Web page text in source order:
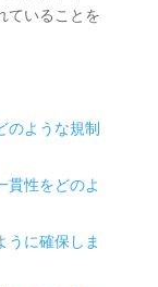
ていることを
のような規制
貫性をどのよ
うに確保しま